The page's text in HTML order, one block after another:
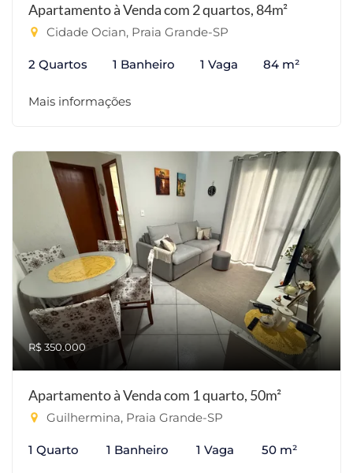
Apartamento à Venda com 2 quartos, 84m²
Cidade Ocian, Praia Grande-SP
2 Quartos 1 Banheiro 1 Vaga 84 m²
Mais informações
R$ 350.000
Apartamento à Venda com 1 quarto, 50m²
Guilhermina, Praia Grande-SP
1 Quarto 1 Banheiro 1 Vaga 50 m²